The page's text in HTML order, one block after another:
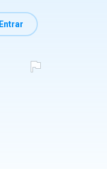
Entrar